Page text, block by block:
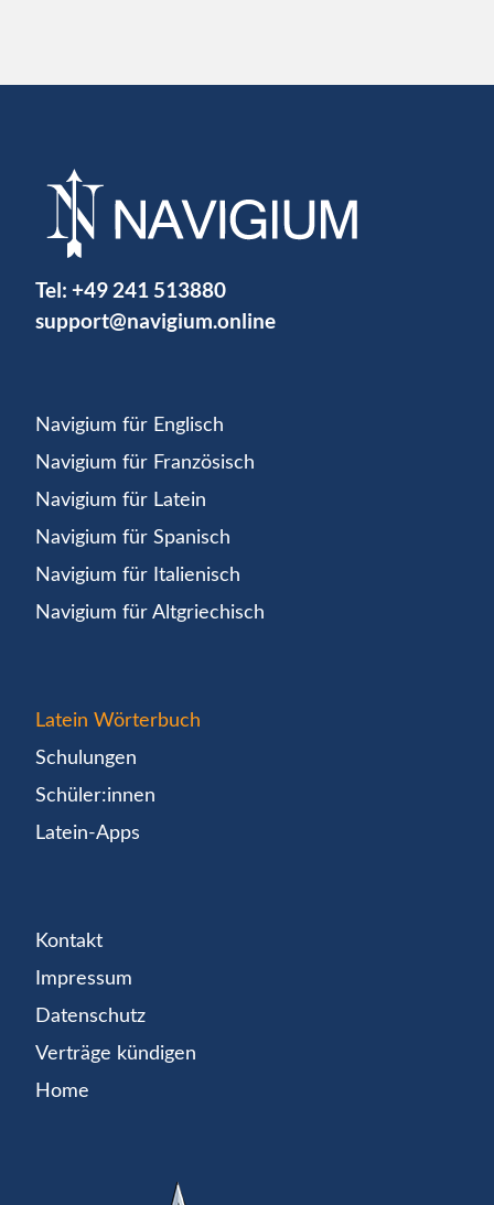
Tel: +49 241 513880
support@navigium.online
Navigium für Englisch
Navigium für Französisch
Navigium für Latein
Navigium für Spanisch
Navigium für Italienisch
Navigium für Altgriechisch
Latein Wörterbuch
Schulungen
Schüler:innen
Latein-Apps
Kontakt
Impressum
Datenschutz
Verträge kündigen
Home